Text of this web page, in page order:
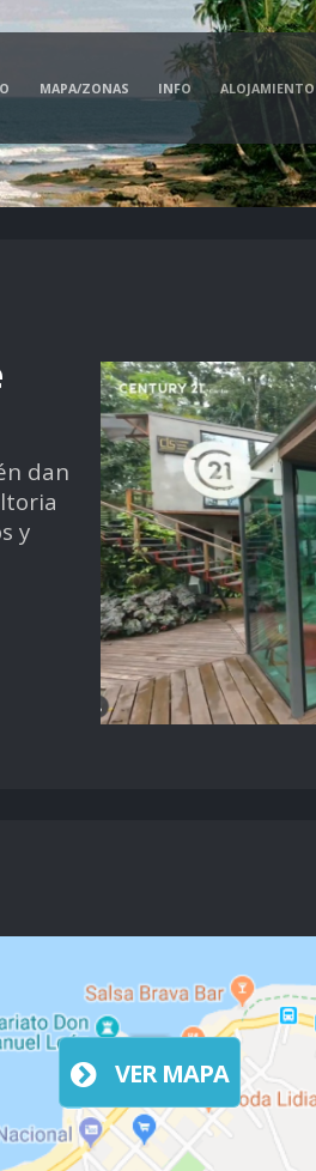
MAPA/ZONAS INFO ALOJAMIENTO
dan
y
VER MAPA